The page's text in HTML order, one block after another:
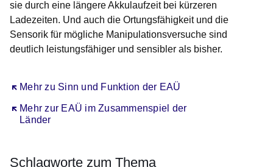
sie durch eine längere Akkulaufzeit bei kürzeren
Ladezeiten. Und auch die Ortungsfähigkeit und die
Sensorik für mögliche Manipulationsversuche sind
deutlich leistungsfähiger und sensibler als bisher.
Mehr zu Sinn und Funktion der EAÜ
Öffnet sich in einem neuen Fenster
Mehr zur EAÜ im Zusammenspiel der
Länder
Öffnet sich in einem neuen Fenster
Schlagworte zum Thema